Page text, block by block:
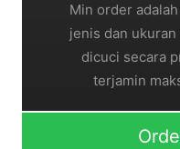
Min order
jenis dan
dicuci secara
terjamin